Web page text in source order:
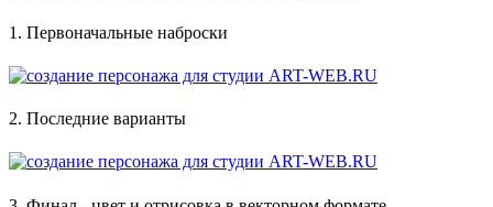
1. Первоначальные наброски
2. Последние варианты